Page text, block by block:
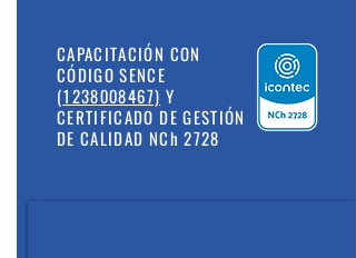
CAPACITACIÓN CON
CÓDIGO SENCE
(1238008467) Y
CERTIFICADO DE GESTIÓN
DE CALIDAD NCh 2728